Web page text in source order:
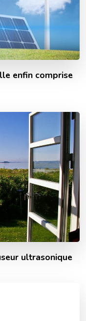
enfin comprise
ultrasonique